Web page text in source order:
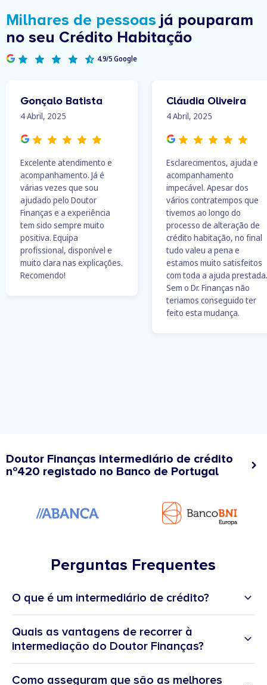
Milhares de pessoas já pouparam
no seu Crédito Habitação
4.9/5 Google
Gonçalo Batista
4 Abril, 2025
Excelente atendimento e
acompanhamento. Já é
várias vezes que sou
ajudado pelo Doutor
Finanças e a experiência
tem sido sempre muito
positiva. Equipa
profissional, disponível e
muito clara nas explicações.
Recomendo!
Cláudia Oliveira
4 Abril, 2025
Esclarecimentos, ajuda e
acompanhamento
impecável. Apesar dos
vários contratempos que
tivemos ao longo do
processo de alteração de
crédito habitação, no final
tudo valeu a pena e
estamos muito satisfeitos
com toda a ajuda prestada.
Sem o Dr. Finanças não
teriamos conseguido ter
feito esta mudança.
Doutor Finanças intermediário de crédito
nº420 registado no Banco de Portugal
Perguntas Frequentes
O que é um intermediário de crédito?
Quais as vantagens de recorrer à
intermediação do Doutor Finanças?
Como asseguram que são as melhores